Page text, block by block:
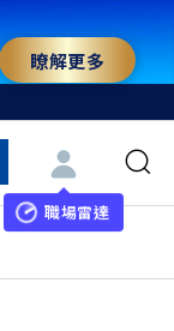
瞭解更多
職場雷達